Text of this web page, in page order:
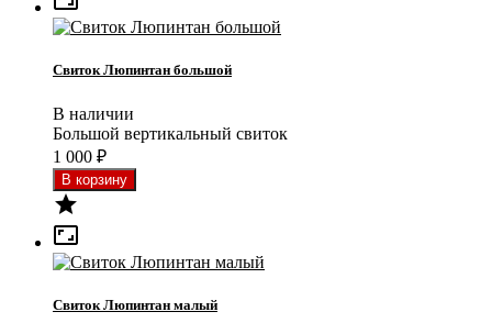
Свиток Люпинтан большой
В наличии
Большой вертикальный свиток
1 000 ₽


Свиток Люпинтан малый